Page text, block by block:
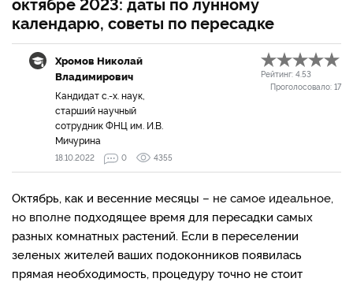
календарю, советы по пересадке
Хромов Николай
Владимирович
Кандидат с.-х. наук,
старший научный
сотрудник ФНЦ им. И.В.
Мичурина
Рейтинг: 4.53
Проголосовало: 17
18.10.2022 0 4355
Октябрь, как и весенние месяцы – не самое идеальное,
но вполне подходящее время для пересадки самых
разных комнатных растений. Если в переселении
зеленых жителей ваших подоконников появилась
прямая необходимость, процедуру точно не стоит